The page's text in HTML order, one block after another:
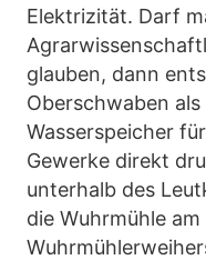
Elektrizität. Darf
glauben, dann
Oberschwaben als
Wasserspeicher
Gewerke direkt
unterhalb des
die Wuhrmühle